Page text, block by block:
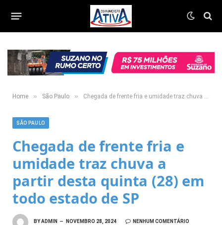
Home » São Paulo » Chegada de frente fria e umidade traz chuva a partir desta quinta (28) em todo estado de SP
SÃO PAULO
Chegada de frente fria e
umidade traz chuva a
partir desta quinta (28) em
todo estado de SP
BYADMIN NOVEMBRO 28, 2024 NENHUM COMENTÁRIO